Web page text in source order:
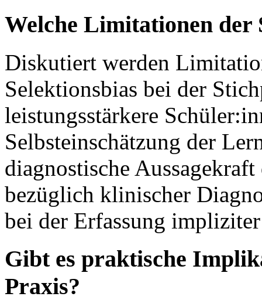
Welche Limitationen
Diskutiert werden
Selektionsbias bei der
leistungsstärkere
Selbsteinschätzung der
diagnostische
bezüglich klinischer
bei der Erfassung
Gibt es praktische
Praxis?